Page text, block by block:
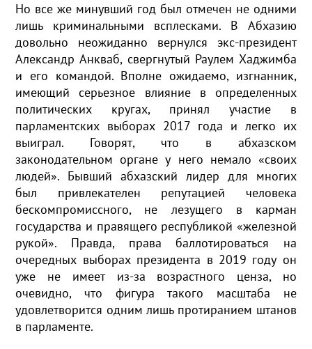
Но все же минувший год был отмечен не одними
лишь криминальными всплесками. В Абхазию
довольно неожиданно вернулся экс-президент
Александр Анкваб, свергнутый Раулем Хаджимба
и его командой. Вполне ожидаемо, изгнанник,
имеющий серьезное влияние в определенных
политических кругах, принял участие в
парламентских выборах 2017 года и легко их
выиграл. Говорят, что в абхазском
законодательном органе у него немало «своих
людей». Бывший абхазский лидер для многих
был привлекателен репутацией человека
бескомпромиссного, не лезущего в карман
государства и правящего республикой «железной
рукой». Правда, права баллотироваться на
очередных выборах президента в 2019 году он
уже не имеет из-за возрастного ценза, но
очевидно, что фигура такого масштаба не
удовлетворится одним лишь протиранием штанов
в парламенте.